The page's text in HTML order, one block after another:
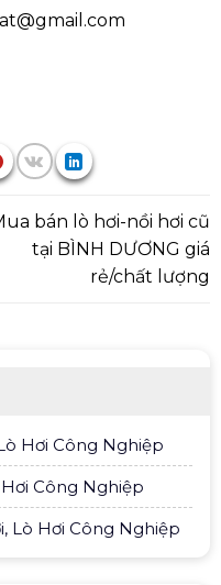
Hơi Công Nghiệp
Công Nghiệp
Lò Hơi Công Nghiệp
bán lò hơi-nồi hơi cũ
tại BÌNH DƯƠNG giá
rẻ/chất lượng